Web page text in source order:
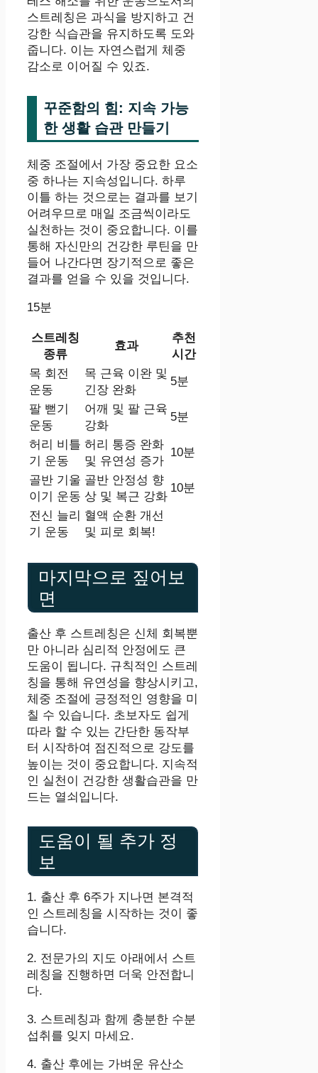
스트레칭은 과식을 방지하고 건
강한 식습관을 유지하도록 도와
줍니다. 이는 자연스럽게 체중
감소로 이어질 수 있죠.
꾸준함의 힘: 지속 가능
한 생활 습관 만들기
체중 조절에서 가장 중요한 요소
중 하나는 지속성입니다. 하루
이틀 하는 것으로는 결과를 보기
어려우므로 매일 조금씩이라도
실천하는 것이 중요합니다. 이를
통해 자신만의 건강한 루틴을 만
들어 나간다면 장기적으로 좋은
결과를 얻을 수 있을 것입니다.
15분
스트레칭
종류
효과
추천
시간
목 회전
운동
목 근육 이완 및
긴장 완화
5분
팔 뻗기
운동
어깨 및 팔 근육
강화
5분
허리 비틀
기 운동
허리 통증 완화
및 유연성 증가
10분
골반 기울
이기 운동
골반 안정성 향
상 및 복근 강화
10분
전신 늘리
기 운동
혈액 순환 개선
및 피로 회복!
마지막으로 짚어보
면
출산 후 스트레칭은 신체 회복뿐
만 아니라 심리적 안정에도 큰
도움이 됩니다. 규칙적인 스트레
칭을 통해 유연성을 향상시키고,
체중 조절에 긍정적인 영향을 미
칠 수 있습니다. 초보자도 쉽게
따라 할 수 있는 간단한 동작부
터 시작하여 점진적으로 강도를
높이는 것이 중요합니다. 지속적
인 실천이 건강한 생활습관을 만
드는 열쇠입니다.
도움이 될 추가 정
보
1. 출산 후 6주가 지나면 본격적
인 스트레칭을 시작하는 것이 좋
습니다.
2. 전문가의 지도 아래에서 스트
레칭을 진행하면 더욱 안전합니
다.
3. 스트레칭과 함께 충분한 수분
섭취를 잊지 마세요.
4. 출산 후에는 가벼운 유산소